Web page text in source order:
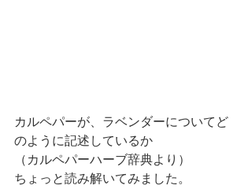
カルペパーが、ラベンダーについてど
のように記述しているか
（カルペパーハーブ辞典より）
ちょっと読み解いてみました。